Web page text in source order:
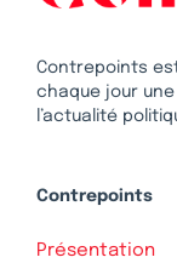
Contrepoints
chaque jour
l’actualité
Contrepoints
Présentation